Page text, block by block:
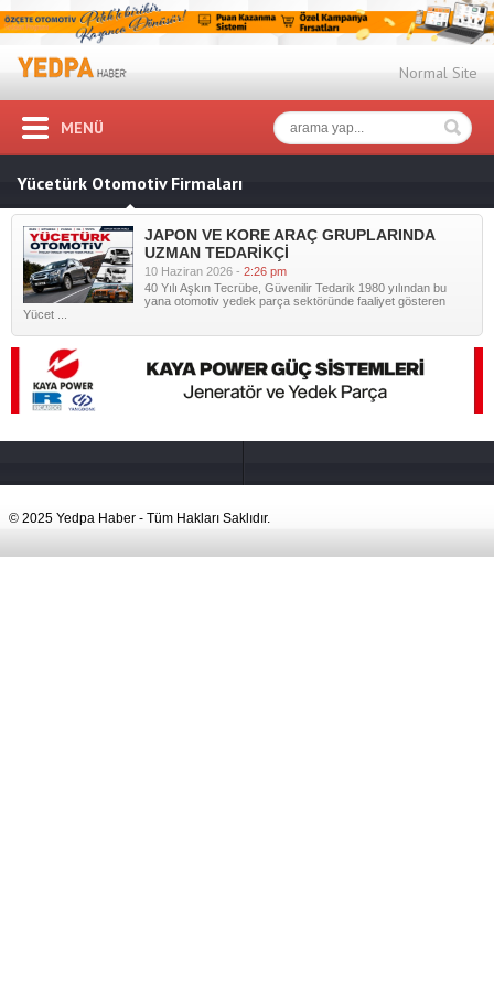
Normal Site
MENÜ
Yücetürk Otomotiv Firmaları
JAPON VE KORE ARAÇ GRUPLARINDA
UZMAN TEDARİKÇİ
10 Haziran 2026 - 2:26 pm
40 Yılı Aşkın Tecrübe, Güvenilir Tedarik 1980 yılından bu
yana otomotiv yedek parça sektöründe faaliyet gösteren
Yücet ...
© 2025 Yedpa Haber - Tüm Hakları Saklıdır.